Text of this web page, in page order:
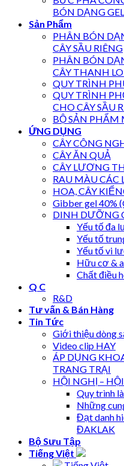
BÓN DẠNG
Sản Phẩm
PHÂN BÓN
CÂY SẦU RIÊNG
PHÂN BÓN
CÂY THANH
QUY TRÌNH
QUY TRÌNH
CHO CÂY SẦU
BỘ SẢN PHẨM
ỨNG DỤNG
CÂY CÔNG
CÂY ĂN QUẢ
CÂY LƯƠNG
RAU MÀU CÁC
HOA, CÂY
Gibber gel 40%
DINH DƯỠNG
Yếu tố đa
Yếu tố
Yếu tố vi
Hữu cơ &
Chất điều
Q C
R&D
Tư vấn & Bán Hàng
Tin Tức
Giới thiệu dòng
Video clip HAY
ÁP DỤNG
TRANG TRẠI
HỘI NGHỊ –
Quy trình
Những
Đạt danh
ĐAKLAK
Bộ Sưu Tập
Tiếng Việt